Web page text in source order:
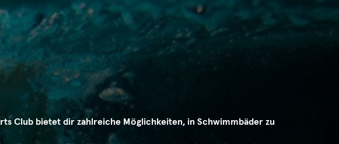
Club bietet dir zahlreiche Möglichkeiten, in Schwimmbäder zu